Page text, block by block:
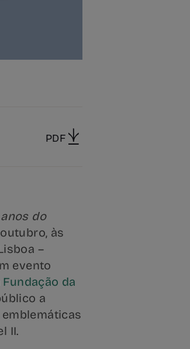
PDF
anos do
às
–
evento
Fundação da
a
II.